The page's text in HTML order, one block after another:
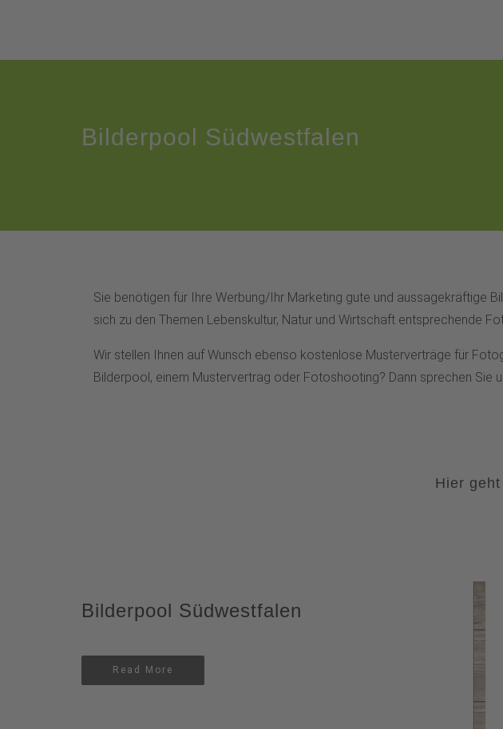
Bilderpool Südwestfalen
Sie benötigen für Ihre Werbung/Ihr Marketing gute und aussagekräftige
sich zu den Themen Lebenskultur, Natur und Wirtschaft entsprechende
Wir stellen Ihnen auf Wunsch ebenso kostenlose Musterverträge für
Bilderpool, einem Mustervertrag oder Fotoshooting? Dann sprechen Sie
Hier
Bilderpool Südwestfalen
Read More